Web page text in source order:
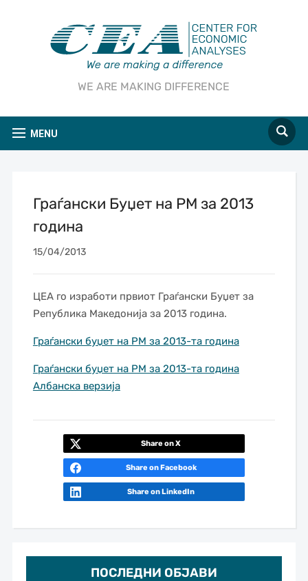
WE ARE MAKING DIFFERENCE
MENU
ПОСЛЕДНИ ОБЈАВИ
Граѓански Буџет на РМ за 2013
година
15/04/2013
ЦЕА го изработи првиот Граѓански Буџет за
Република Македонија за 2013 година.
Граѓански буџет на РМ за 2013-та година
Граѓански буџет на РМ за 2013-та година
Албанска верзија
Share on X
Share on Facebook
Share on LinkedIn